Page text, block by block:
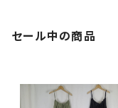
セール中の商品